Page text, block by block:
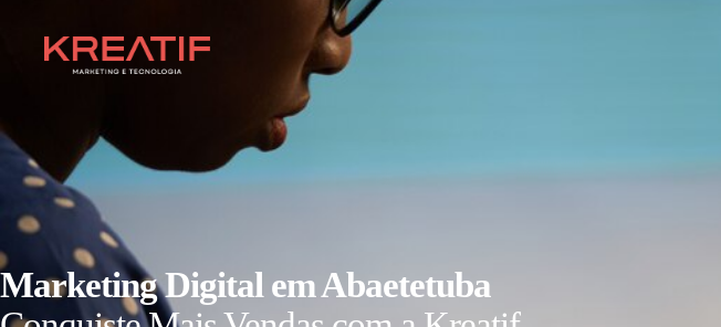
Marketing Digital em Abaetetuba